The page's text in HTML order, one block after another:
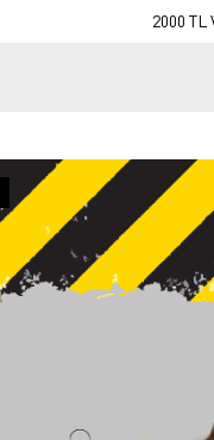
2000